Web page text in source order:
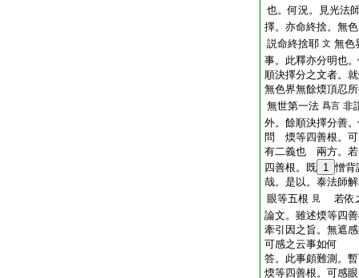
也。何況。見光法
擇。亦命終捨。無
説命終捨耶 文 無色
事。此釋亦分明也
順決擇分之文者。
無色界無餘煗頂忍
無世第一法 爲言 非
外。餘順決擇分善
問 煗等四善根。
有二義也 兩方。若
四善根。既 1 憎背
哉。是以。泰法師
眼等五根 見
若依
論文。雖述煗等四
牽引因之旨。無遮
可感之云事如何
答。此事頗難測。
煗等四善根。可感